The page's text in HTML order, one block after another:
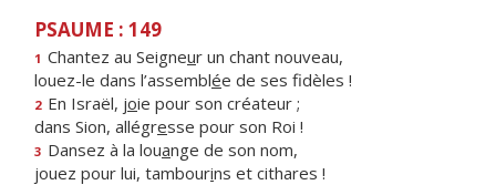
PSAUME : 149
1 Chantez au Seigneur un chant nouveau,
louez-le dans l’assemblée de ses fidèles !
2 En Israël, joie pour son créateur ;
dans Sion, allégresse pour son Roi !
3 Dansez à la louange de son nom,
jouez pour lui, tambourins et cithares !